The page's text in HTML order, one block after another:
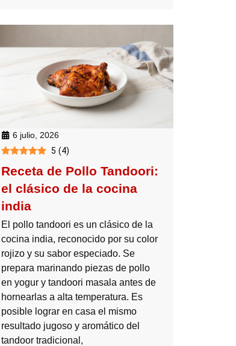
6 julio, 2026
5 (4)
Receta de Pollo Tandoori:
el clásico de la cocina
india
El pollo tandoori es un clásico de la
cocina india, reconocido por su color
rojizo y su sabor especiado. Se
prepara marinando piezas de pollo
en yogur y tandoori masala antes de
hornearlas a alta temperatura. Es
posible lograr en casa el mismo
resultado jugoso y aromático del
tandoor tradicional,